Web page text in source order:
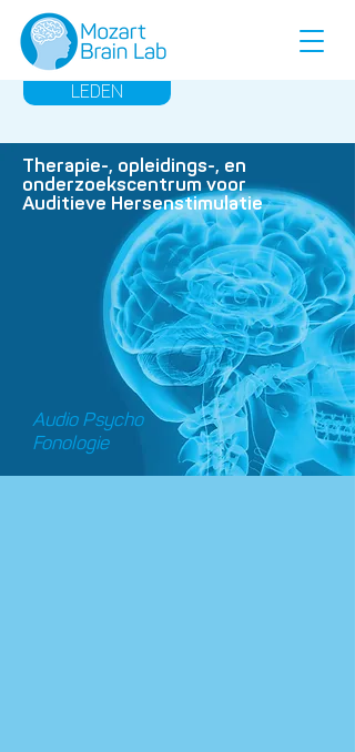
LEDEN
Therapie-, opleidings-, en
onderzoekscentrum voor
Auditieve Hersenstimulatie
Audio Psycho
Fonologie